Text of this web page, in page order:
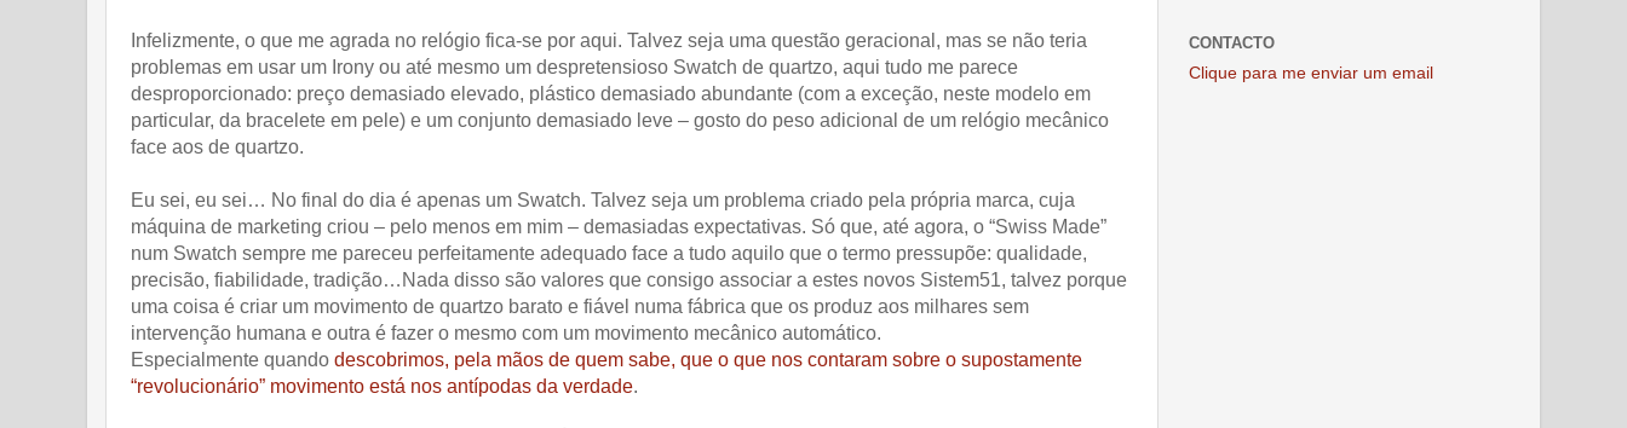
Infelizmente, o que me agrada no relógio fica-se por aqui. Talvez seja uma questão geracional, mas se não teria
problemas em usar um Irony ou até mesmo um despretensioso Swatch de quartzo, aqui tudo me parece
desproporcionado: preço demasiado elevado, plástico demasiado abundante (com a exceção, neste modelo em
particular, da bracelete em pele) e um conjunto demasiado leve – gosto do peso adicional de um relógio mecânico
face aos de quartzo.
Eu sei, eu sei… No final do dia é apenas um Swatch. Talvez seja um problema criado pela própria marca, cuja
máquina de marketing criou – pelo menos em mim – demasiadas expectativas. Só que, até agora, o “Swiss Made”
num Swatch sempre me pareceu perfeitamente adequado face a tudo aquilo que o termo pressupõe: qualidade,
precisão, fiabilidade, tradição…Nada disso são valores que consigo associar a estes novos Sistem51, talvez porque
uma coisa é criar um movimento de quartzo barato e fiável numa fábrica que os produz aos milhares sem
intervenção humana e outra é fazer o mesmo com um movimento mecânico automático.
Especialmente quando descobrimos, pela mãos de quem sabe, que o que nos contaram sobre o supostamente
“revolucionário” movimento está nos antípodas da verdade.
CONTACTO
Clique para me enviar um email